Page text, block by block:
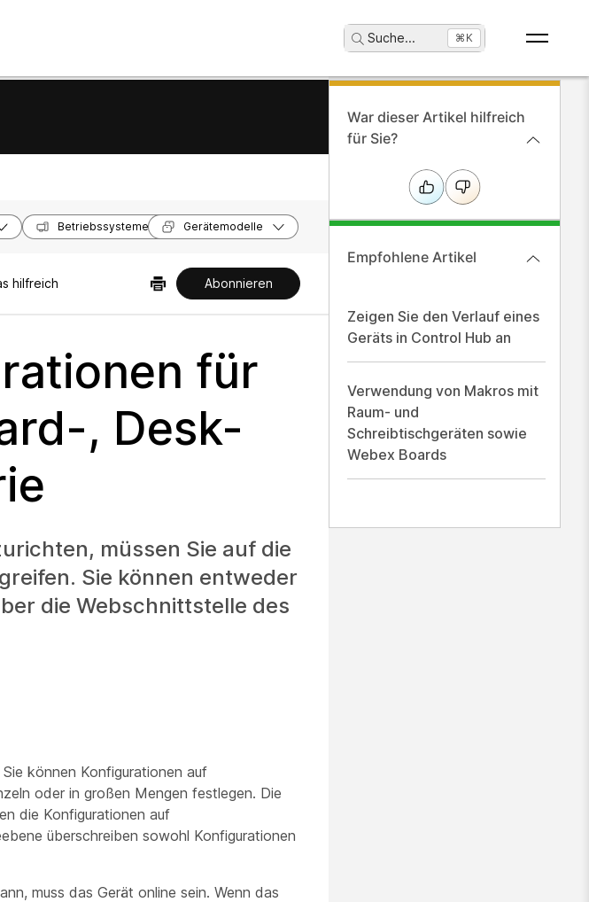
Suche... ⌘K
Betriebssysteme Gerätemodelle
hilfreich Abonnieren
für
, Desk-
müssen Sie auf die
Sie können entweder
die Webschnittstelle des
können Konfigurationen auf
oder in großen Mengen festlegen. Die
die Konfigurationen auf
überschreiben sowohl Konfigurationen
muss das Gerät online sein. Wenn das
War dieser Artikel hilfreich
für Sie?
Empfohlene Artikel
Zeigen Sie den Verlauf eines
Geräts in Control Hub an
Verwendung von Makros mit
Raum- und
Schreibtischgeräten sowie
Webex Boards